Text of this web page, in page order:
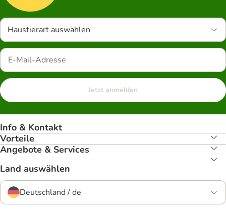
Haustierart auswählen
Jetzt anmelden
Info & Kontakt
Vorteile
Angebote & Services
Land auswählen
Deutschland / de